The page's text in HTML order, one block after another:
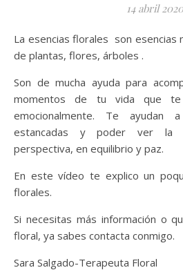
14 abril 2020
La esencias florales son esencias naturales que provienen
de plantas, flores, árboles .
Son de mucha ayuda para
momentos de tu vida que te
emocionalmente. Te ayudan
estancadas y poder ver la
perspectiva, en equilibrio y paz.
En este vídeo te explico un
florales.
Si necesitas más información o
floral, ya sabes contacta conmigo.
Sara Salgado-Terapeuta Floral